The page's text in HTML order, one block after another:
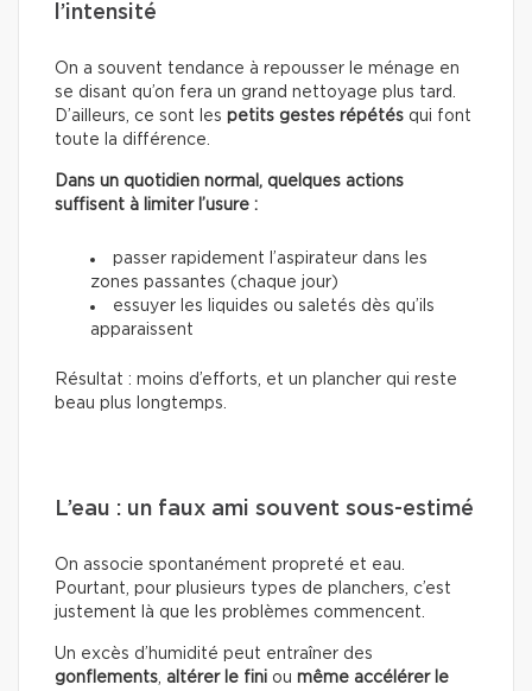
l’intensité
On a souvent tendance à repousser le ménage en
se disant qu’on fera un grand nettoyage plus tard.
D’ailleurs, ce sont les petits gestes répétés qui font
toute la différence.
Dans un quotidien normal, quelques actions
suffisent à limiter l’usure :
passer rapidement l’aspirateur dans les
zones passantes (chaque jour)
essuyer les liquides ou saletés dès qu’ils
apparaissent
Résultat : moins d’efforts, et un plancher qui reste
beau plus longtemps.
L’eau : un faux ami souvent sous-estimé
On associe spontanément propreté et eau.
Pourtant, pour plusieurs types de planchers, c’est
justement là que les problèmes commencent.
Un excès d’humidité peut entraîner des
gonflements altérer le fini ou même accélérer le